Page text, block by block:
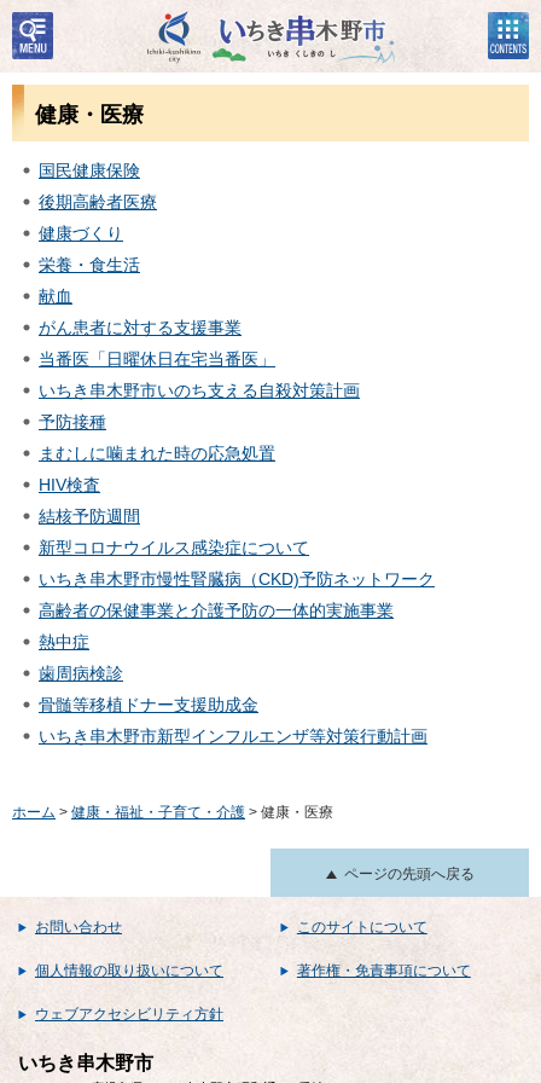
いちき串木野市
検
索・
共通
ュー
コン
テン
ツメ
健康・医療
国民健康保険
後期高齢者医療
健康づくり
栄養・食生活
献血
がん患者に対する支援事業
当番医「日曜休日在宅当番医」
いちき串木野市いのち支える自殺対策計画
予防接種
まむしに噛まれた時の応急処置
HIV検査
結核予防週間
新型コロナウイルス感染症について
いちき串木野市慢性腎臓病（CKD)予防ネットワーク
高齢者の保健事業と介護予防の一体的実施事業
熱中症
歯周病検診
骨髄等移植ドナー支援助成金
いちき串木野市新型インフルエンザ等対策行動計画
ホーム > 健康・福祉・子育て・介護 > 健康・医療
ページの先頭へ戻る
お問い合わせ このサイトについて
個人情報の取り扱いについて 著作権・免責事項について
ウェブアクセシビリティ方針
いちき串木野市